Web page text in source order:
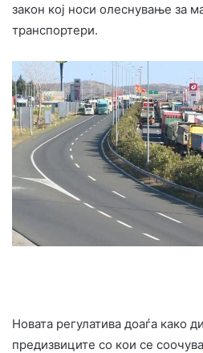
закон кој носи олеснување за
транспортери.
Новата регулатива доаѓа како
предизвиците со кои се